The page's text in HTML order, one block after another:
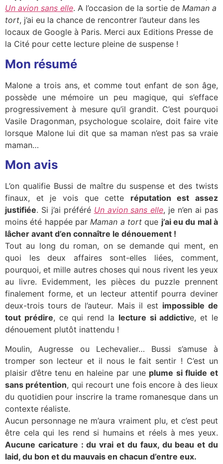
Un avion sans elle. A l’occasion de la sortie de Maman a
tort, j’ai eu la chance de rencontrer l’auteur dans les
locaux de Google à Paris. Merci aux Editions Presse de
la Cité pour cette lecture pleine de suspense !
Mon résumé
Malone a trois ans, et comme tout enfant de son âge,
possède une mémoire un peu magique, qui s’efface
progressivement à mesure qu’il grandit. C’est pourquoi
Vasile Dragonman, psychologue scolaire, doit faire vite
lorsque Malone lui dit que sa maman n’est pas sa vraie
maman…
Mon avis
L’on qualifie Bussi de maître du suspense et des twists
finaux, et je vois que cette réputation est assez
justifiée. Si j’ai préféré Un avion sans elle, je n’en ai pas
moins été happée parMaman a tort que j’ai eu du mal à
lâcher avant d’en connaître le dénouement !
Tout au long du roman, on se demande qui ment, en
quoi les deux affaires sont-elles liées, comment,
pourquoi, et mille autres choses qui nous rivent les yeux
au livre. Evidemment, les pièces du puzzle prennent
finalement forme, et un lecteur attentif pourra deviner
deux-trois tours de l’auteur. Mais il est impossible de
tout prédire, ce qui rend la lecture si addictive, et le
dénouement plutôt inattendu !
Moulin, Augresse ou Lechevalier… Bussi s’amuse à
tromper son lecteur et il nous le fait sentir ! C’est un
plaisir d’être tenu en haleine par une plume si fluide et
sans prétention, qui recourt une fois encore à des lieux
du quotidien pour inscrire la trame romanesque dans un
contexte réaliste.
Aucun personnage ne m’aura vraiment plu, et c’est peut
être cela qui les rend si humains et réels à mes yeux.
Aucune caricature : du vrai et du faux, du beau et du
laid, du bon et du mauvais en chacun d’entre eux.